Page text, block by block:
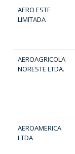
AERO ESTE
LIMITADA
AEROAGRICOLA
NORESTE LTDA.
AEROAMERICA
LTDA